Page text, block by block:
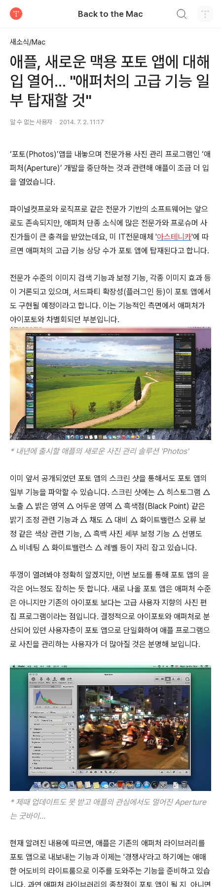
Back to the Mac
새소식/Mac
애플, 새로운 맥용 포토 앱에 대해
입 열어... "애퍼처의 고급 기능 일
부 탑재할 것"
알 수 없는 사용자 2014. 7. 2. 11:17
‘포토(Photos)’앱을 내놓으며 전문가용 사진 관리 프로그램인 ‘애
퍼처(Aperture)’ 개발을 중단하는 것과 관련해 애플이 조금 더 입
을 열었습니다.
파이널컷프로와 로직프로 같은 전문가 기반의 소프트웨어는 앞으
로도 존속되지만, 애퍼처 단종 소식에 많은 전문가와 프로슈머 사
진가들이 큰 충격을 받았는데요, 미 IT전문매체 '아스테니카'에 따
르면 애퍼처의 고급 기능 상당 수가 포토 앱에 탑재된다고 합니다.
전문가 수준의 이미지 검색 기능과 보정 기능, 각종 이미지 효과 등
이 거론되고 있으며, 서드파티 확장성(플러그인 등)이 포토 앱에서
도 구현될 예정이라고 합니다. 이는 기능적인 측면에서 애퍼처가
아이포토와 차별회되던 부분입니다.
* 내년에 출시할 애플의 새로운 사진 관리 솔루션 'Photos'
이미 앞서 공개되었던 포토 앱의 스크린 샷을 통해서도 포토 앱의
일부 기능을 파악할 수 있습니다. 스크린 샷에는 △ 히스토그램 △
노출 △ 밝은 영역 △ 어두운 영역 △ 흑색점(Black Point) 같은
밝기 조정 관련 기능과 △ 채도 △ 대비 △ 화이트밸런스 오류 보
정 같은 색상 관련 기능, △ 흑백 사진 세부 보정 기능 △ 선명도
△ 비네팅 △ 화이트밸런스 △ 레벨 등이 자리 잡고 있습니다.
뚜껑이 열려봐야 정확히 알겠지만, 이번 보도를 통해 포토 앱의 윤
각은 어느정도 잡히는 듯 합니다. 새로 나올 포토 앱은 애퍼처 수준
은 아니지만 기존의 아이포토 보다는 고급 사용자 지향의 사진 편
집 프로그램이라는 점입니다. 결정적으로 아이포토와 애퍼처로 분
산되어 있던 사용자층이 포토 앱으로 단일화하여 애플 프로그램으
로 사진을 관리하는 사용자가 더 많아질 것은 분명해 보입니다.
* 제때 업데이트도 못 받고 애플의 관심에서도 멀어진 Aperture
는 굿바이...
현재 알려진 내용에 따르면, 애플은 기존의 애퍼처 라이브러리를
포토 앱으로 내보내는 기능과 이제는 '경쟁사'라고 하기에는 애매
한 어도비의 라이트룸으로 이주를 도와주는 기능을 준비하고 있습
니다. 과연 애퍼처 라이브러리의 종착점이 포토 앱이 될 지, 아니면